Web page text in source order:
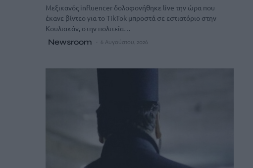
Μεξικανός influencer δολοφονήθηκε live την ώρα που
έκανε βίντεο για το TikTok μπροστά σε εστιατόριο στην
Κουλιακάν, στην πολιτεία…
Newsroom 6 Αυγούστου, 2026